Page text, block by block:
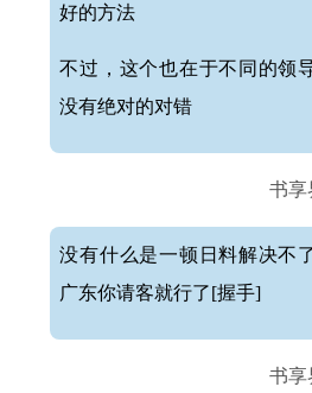
好的方法
不过，这个也在于不同的领
没有绝对的对错
书享
没有什么是一顿日料解决不
广东你请客就行了[握手]
书享